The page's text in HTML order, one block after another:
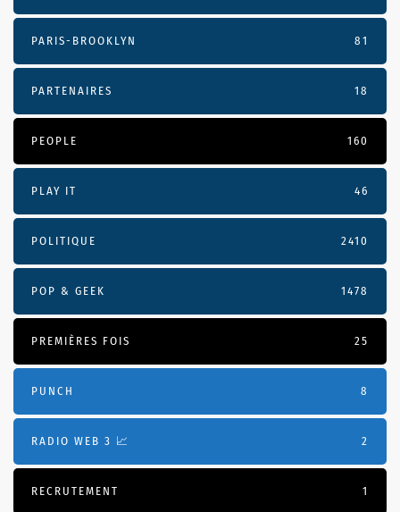
PARIS-BROOKLYN 81
PARTENAIRES 18
PEOPLE 160
PLAY IT 46
POLITIQUE 2410
POP & GEEK 1478
PREMIÈRES FOIS 25
PUNCH 8
RADIO WEB 3 📈 2
RECRUTEMENT 1